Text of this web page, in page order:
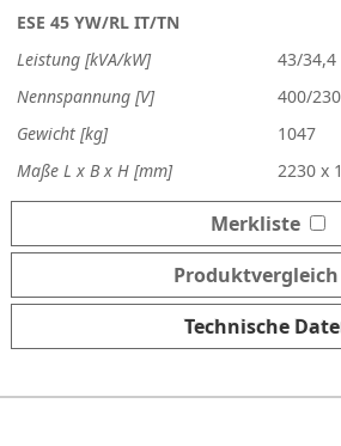
ESE 45 YW/RL IT/TN
Leistung [kVA/kW]
43/34,4
Nennspannung [V]
400/230
Gewicht [kg]
1047
Maße L x B x H [mm]
2230 x
Merkliste
Produktvergleich
Technische